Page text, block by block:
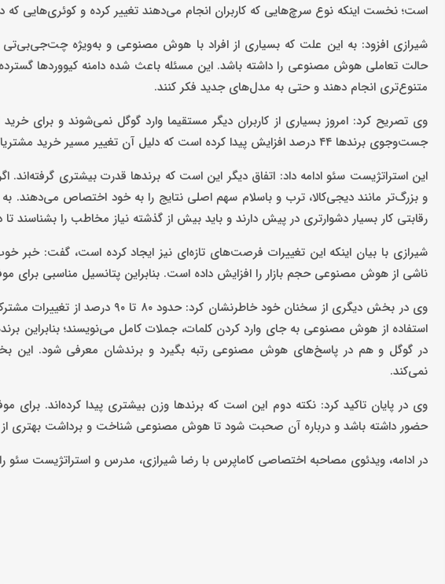
است؛ نخست اینکه نوع سرچ‌هایی که کاربران انجام می‌دهند تغییر کرده و کوئری‌هایی
شیرازی افزود: به این علت که بسیاری از افراد با هوش مصنوعی و به‌ویژه چت‌جی‌بی‌تی
حالت تعاملی هوش مصنوعی را داشته باشد. این مسئله باعث شده دامنه کیووردها
متنوع‌تری انجام دهند و حتی به مدل‌های جدید فکر کنند.
وی تصریح کرد: امروز بسیاری از کاربران دیگر مستقیما وارد گوگل نمی‌شوند و برای
جست‌وجوی برندها ۴۴ درصد افزایش پیدا کرده است که دلیل آن تغییر مسیر خرید مشتریان است.
این استراتژیست سئو ادامه داد: اتفاق دیگر این است که برندها قدرت بیشتری گرفته‌اند.
و بزرگ‌تر مانند دیجی‌کالا، ترب و باسلام سهم اصلی نتایج را به خود اختصاص
رقابتی کار بسیار دشوارتری در پیش دارند و باید بیش از گذشته نیاز مخاطب را بشناسند
شیرازی با بیان اینکه این تغییرات فرصت‌های تازه‌ای نیز ایجاد کرده است، گفت:
ناشی از هوش مصنوعی حجم بازار را افزایش داده است. بنابراین پتانسیل مناسبی برای
وی در بخش دیگری از سخنان خود
استفاده از هوش مصنوعی به جای وارد کردن کلمات، جملات کامل می‌نویسند؛ بنابراین
در گوگل و هم در پاسخ‌های هوش مصنوعی رتبه بگیرد و برندشان معرفی شود. این
نمی‌کند.
وی در پایان تاکید کرد: نکته دوم این است که برندها وزن بیشتری پیدا کرده‌اند. برای
حضور داشته باشد و درباره آن صحبت شود تا هوش مصنوعی شناخت و برداشت بهتری از
در ادامه، ویدئوی مصاحبه اختصاصی کاماپرس با رضا شیرازی، مدرس و استراتژیست سئو